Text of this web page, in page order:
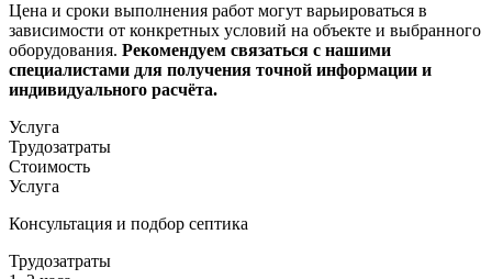
Цена и сроки выполнения работ могут варьироваться в
зависимости от конкретных условий на объекте и выбранного
оборудования. Рекомендуем связаться с нашими
специалистами для получения точной информации и
индивидуального расчёта.​
Услуга
Трудозатраты
Стоимость
Услуга
Консультация и подбор септика
Трудозатраты